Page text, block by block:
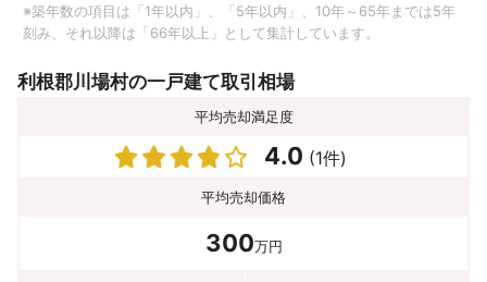
※築年数の項目は「1年以内」、「5年以内」、10年～65年までは5年
刻み、それ以降は「66年以上」として集計しています。
利根郡川場村の一戸建て取引相場
平均売却満足度
4.0 (1件)
平均売却価格
300万円